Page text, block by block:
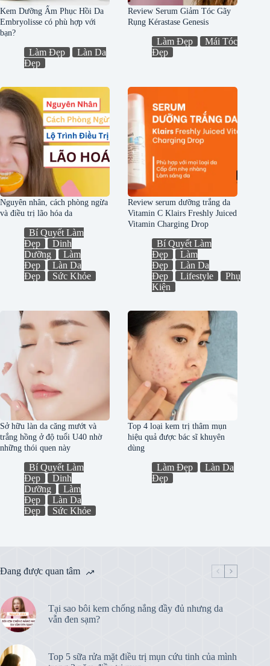
Kem Dưỡng Ẩm Phục Hồi Da
Embryolisse có phù hợp với
bạn?
Làm Đẹp
Làn Da
Đẹp
Review Serum Giảm Tóc Gãy
Rụng Kérastase Genesis
Làm Đẹp
Mái Tóc
Đẹp
Nguyên nhân, cách phòng ngừa
và điều trị lão hóa da
Bí Quyết Làm
Đẹp
Dinh
Dưỡng
Làm
Đẹp
Làn Da
Đẹp
Sức Khỏe
Review serum dưỡng trắng da
Vitamin C Klairs Freshly Juiced
Vitamin Charging Drop
Bí Quyết Làm
Đẹp
Làm
Đẹp
Làn Da
Đẹp
Lifestyle
Phụ
Kiện
Sở hữu làn da căng mướt và
trắng hồng ở độ tuổi U40 nhờ
những thói quen này
Bí Quyết Làm
Đẹp
Dinh
Dưỡng
Làm
Đẹp
Làn Da
Đẹp
Sức Khỏe
Top 4 loại kem trị thâm mụn
hiệu quả được bác sĩ khuyên
dùng
Làm Đẹp
Làn Da
Đẹp
Đang được quan tâm
Tại sao bôi kem chống nắng đầy đủ nhưng da
vẫn đen sạm?
Top 5 sữa rửa mặt điều trị mụn cứu tinh của mình